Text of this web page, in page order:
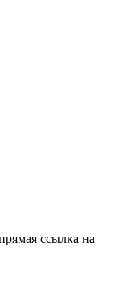
ссылка на